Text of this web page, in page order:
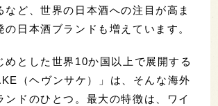
など、世界の日本酒への注目が高ま
の日本酒ブランドも増えています。
めとした世界10か国以上で展開する
（ヘヴンサケ）」は、そんな海外
ンドのひとつ。最大の特徴は、ワイ